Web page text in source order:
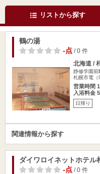
リストから探す
鶴の湯
-点/ 0 件
北海道 /
静修学園前
札幌市電（
営業時間
入浴料金
日帰り
関連情報から探す
ダイワロイネットホテル
-点/ 0 件